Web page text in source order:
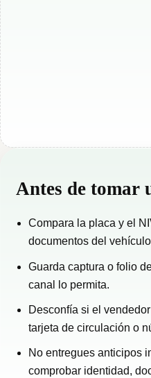
Antes de tomar
Compara la placa y el
documentos del
Guarda captura o folio
canal lo permita.
Desconfía si el
tarjeta de circulación o
No entregues anticipos
comprobar identidad,